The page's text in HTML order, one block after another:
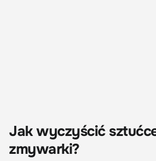
Jak wyczyścić
zmywarki?